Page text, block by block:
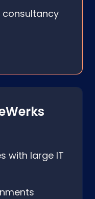
consultancy
with large IT